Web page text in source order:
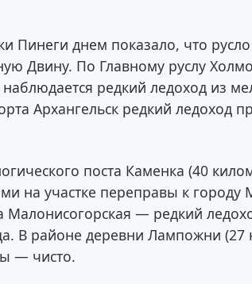
Пинеги днем показало, что
Двину. По Главному руслу
редкий ледоход из
Архангельск редкий ледоход
поста Каменка (40
на участке переправы к городу
— редкий
В районе деревни Лампожни
— чисто.